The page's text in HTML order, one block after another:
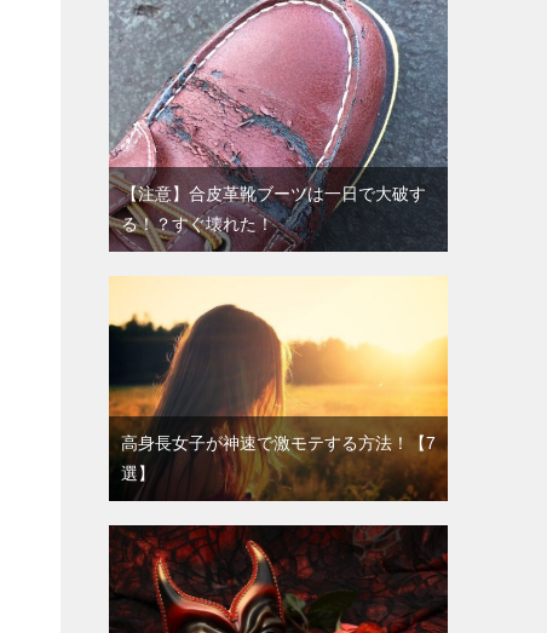
【注意】合皮革靴ブーツは一日で大破す
る！？すぐ壊れた！
高身長女子が神速で激モテする方法！【7
選】